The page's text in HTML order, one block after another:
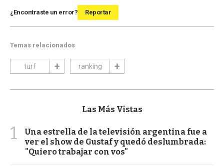
¿Encontraste un error? Reportar
Temas relacionados
turf ranking
Las Más Vistas
1
Una estrella de la televisión argentina fue a
ver el show de Gustaf y quedó deslumbrada:
"Quiero trabajar con vos"